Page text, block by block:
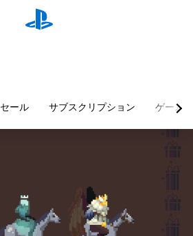
セール サブスクリプション ゲーム